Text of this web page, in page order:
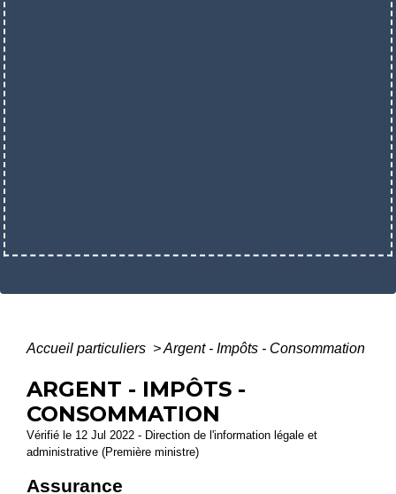
Accueil particuliers >Argent - Impôts - Consommation
ARGENT - IMPÔTS -
CONSOMMATION
Vérifié le 12 Jul 2022 - Direction de l'information légale et
administrative (Première ministre)
Assurance